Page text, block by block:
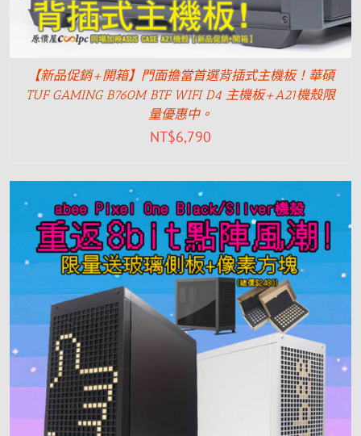
【新品促銷+開箱】門面擔當首選背插式主機板！華碩
TUF GAMING B760M BTF WIFI D4 主機板+A21機殼限
量優惠中。
NT$6,790